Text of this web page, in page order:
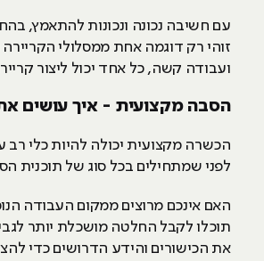
עם חשיבה נכונה ונכונות להתאמץ,
זוהי רק דוגמה אחת ממסלולי
ועבודה קשה, כל אחד יכול ליצור
הסבה מקצועית - איך עושים
הכשרה מקצועית יכולה להיות כלי רב
לפני שמתחילים בכל סוג של תוכנית
האם אינכם מרוצים ממקום העבודה
תוכלו לקבל החלטה מושכלת יותר
את הכישורים והידע הדרושים כדי